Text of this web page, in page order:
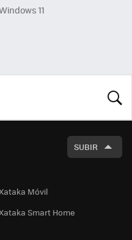
11
SUBIR
Móvil
Smart Home